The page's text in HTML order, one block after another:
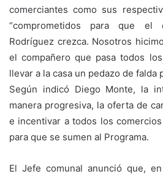
comerciantes como sus
“comprometidos para que el
Rodríguez crezca. Nosotros
el compañero que pasa todos
llevar a la casa un pedazo de falda
Según indicó Diego Monte, la
manera progresiva, la oferta de
e incentivar a todos los
para que se sumen al Programa.
El Jefe comunal anunció que,